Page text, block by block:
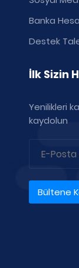
Banka
Destek
İlk Sizin
Yenilikleri
kaydolun